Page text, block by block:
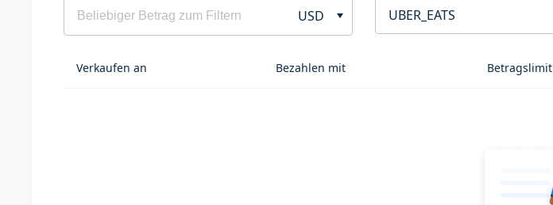
USD UBER_EATS
Verkaufen an Bezahlen mit Betragslimit